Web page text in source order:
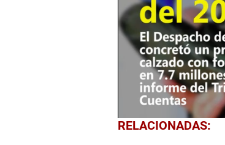
0
of
RELACIONADAS: